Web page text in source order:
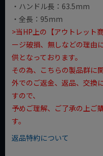
・ハンドル長：63.5mm
・全長：95mm
>当HP上の【アウトレット
ージ破損、無しなどの理由
供となっております。
その為、こちらの製品群に
外でのご返金、返品、交換
すので、
予めご理解、ご了承の上ご
す。
返品特約について